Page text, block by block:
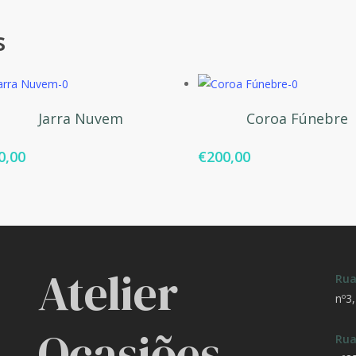
Adicionar
Jarra Nuvem Adicionar
Coroa Fúnebre
€200,00
Atelier